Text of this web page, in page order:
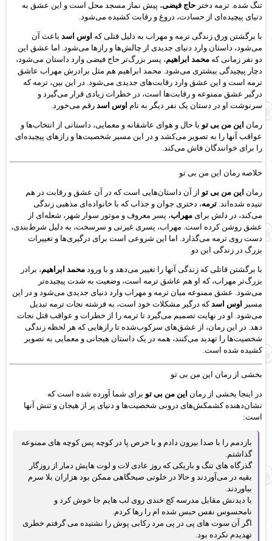
تنگ شده. ترمه دختر حاج فیضی، پیش نماز مسجد محل است و این عشق به
دنیای پیچیده‌ای از حسادت، دروغ و رقابت کشیده می‌شود.
با برگشتن ورق زندگی ترمه و مهراب به دلیل قتلی که اوس اسدباعث آن
می‌شود، داستان وارد دنیای جدیدی از چالش‌ها و رازها می‌شود. اما عشق این
دو نفر زمانی که محمد ابراهیم، پسر بزرگ‌تر حاج فیضی وارد داستان می‌شود،
دچار پیچیدگی بیشتری می‌شود. محمد ابراهیم هم مثل برادرش مهراب عاشق
ترمه است و این عشق وارد رقابت‌های جدیدی می‌شود. در این بین، ترمه که
درگیر عشق ممنوعه و رقابت‌ها است، در خطرات زیادی قرار می‌گیرد و
سرنوشت او در دستان یک نفر دیگر به نام اوس اسدرقم می‌خورد.
رمان این من بی تو با حال و هوای عاشقانه و معمایی، داستانی از انتخاب‌ها و
عواقب آنها را به تصویر می‌کشد و در این مسیر شخصیت‌ها و رازهای پیچیده‌ای
را برای خوانندگان فاش می‌کند.
خلاصه رمان این من بی تو
رمان این من بی تو از آن داستان‌هایی است که در آن عشق و رقابت در هم
تنیده شده‌اند. ترمه، دختری جوان و جذاب که با خانواده‌ای مذهبی زندگی
می‌کند، در دلش برای مهراب، پسر معروف و موتور سوار شهر، شعله‌ای از
عشق روشن کرده است. مهراب، پسری غیرتی و سرسخت، به دلیل شرط‌بندی،
دست روی ترمه می‌گذارد. اما این شروعی است برای درگیری‌ها و تغییرات
بزرگ در زندگی این دو.
با برگشتن قاتلی که زندگی آنها را تغییر می‌دهد و با ورود محمد ابراهیم، برادر
بزرگ‌تر مهراب، که او هم عاشق ترمه است، وضعیت به شدت پیچیده‌تر
می‌شود. عشق ممنوعه میان ترمه و مهراب وارد دنیای جدیدی می‌شود و در این
مسیر اوس اسدکه درگیر مشکلات خود است، به فرشته نجات ترمه تبدیل
می‌شود. او در نهایت تصمیم می‌گیرد تا ترمه را از خطرات و عواقب قتل نجات
دهد. در این رمان، از عشق‌های سرکوب‌شده تا رازهایی که هر لحظه زندگی
شخصیت‌ها را تهدید می‌کنند، همه در یک داستان هیجانی و معمایی به تصویر
کشیده شده است.
بخشی از رمان این من بی تو
در اینجا بخشی از رمان این من بی تو برای شما آورده شده است که
نشان‌دهنده کشمکش‌های درونی شخصیت‌ها و دنیای پر از هیجان و تنش آنها
است:
بازدمم را با صدا بیرون دادم و با حرص پا در کوچه پس کوچه های ممنوعه
گذاشتم.
گذرگاه های تنگ و باریکی که روز عادی لات و لوت هایش دمار از روزگار
بقیه در می‌آوردند و حالا در خلوتی صبحگاهی ممکن بود هزاران بلا سرم
بیاوردند.
با دیدنش مقابل مدرسه کج خندی روی لب هایم جا خوش کرد و
نامحسوس نفس حبس شده ام را رها کردم.
اگر آن سوت های پی در پی مرد رکابی پوش را نشنیده می گرفتم خطری
تهدیدم نکرده بود.